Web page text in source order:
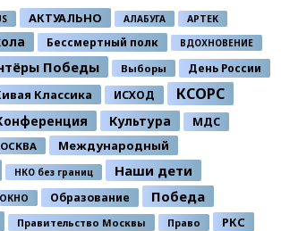
АКТУАЛЬНО АЛАБУГА АРТЕК
Бессмертный полк ВДОХНОВЕНИЕ
Победы Выборы День России
Классика ИСХОД КСОРС
Культура МДС
Международный
НКО без границ Наши дети
ОКНО Образование Победа
Правительство Москвы Право РКС